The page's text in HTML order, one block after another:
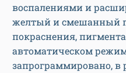
воспалениями и
желтый и смешанный
покраснения,
автоматическом
запрограммировано,